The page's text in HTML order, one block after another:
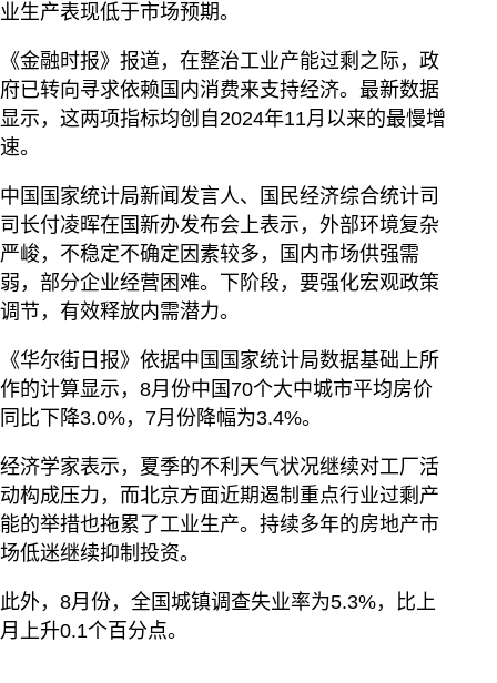
业生产表现低于市场预期。
《金融时报》报道，在整治工业产能过剩之际，政
府已转向寻求依赖国内消费来支持经济。最新数据
显示，这两项指标均创自2024年11月以来的最慢增
速。
中国国家统计局新闻发言人、国民经济综合统计司
司长付凌晖在国新办发布会上表示，外部环境复杂
严峻，不稳定不确定因素较多，国内市场供强需
弱，部分企业经营困难。下阶段，要强化宏观政策
调节，有效释放内需潜力。
《华尔街日报》依据中国国家统计局数据基础上所
作的计算显示，8月份中国70个大中城市平均房价
同比下降3.0%，7月份降幅为3.4%。
经济学家表示，夏季的不利天气状况继续对工厂活
动构成压力，而北京方面近期遏制重点行业过剩产
能的举措也拖累了工业生产。持续多年的房地产市
场低迷继续抑制投资。
此外，8月份，全国城镇调查失业率为5.3%，比上
月上升0.1个百分点。